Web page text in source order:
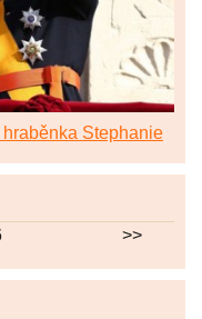
Stephanie
>>